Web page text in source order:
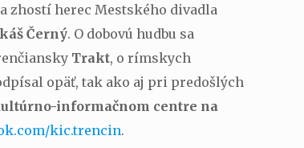
zhostí herec Mestského divadla
Černý. O dobovú hudbu sa
Trakt, o rímskych
opäť, tak ako aj pri predošlých
informačnom centre na
kic.trencin.